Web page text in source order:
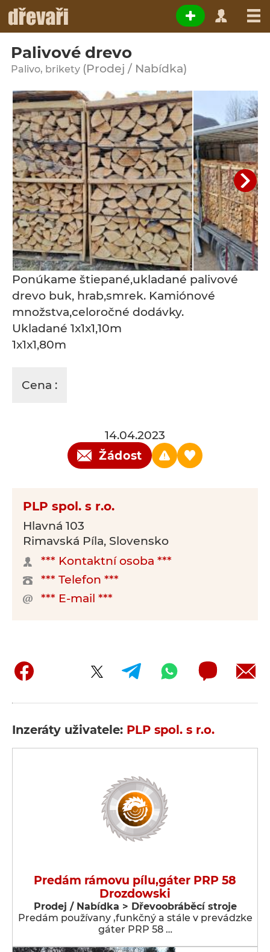
Palivové drevo
Palivo, brikety (Prodej / Nabídka)
Ponúkame štiepané,ukladané palivové
drevo buk, hrab,smrek. Kamiónové
množstva,celoročné dodávky.
Ukladané 1x1x1,10m
1x1x1,80m
Cena :
14.04.2023
Žádost
PLP spol. s r.o.
Hlavná 103
Rimavská Píla, Slovensko
*** Kontaktní osoba ***
*** Telefon ***
*** E-mail ***
Inzeráty uživatele: PLP spol. s r.o.
Predám rámovu pílu,gáter PRP 58
Drozdowski
Prodej / Nabídka > Dřevoobráběcí stroje
Predám používany ,funkčný a stále v prevádzke
gáter PRP 58 …